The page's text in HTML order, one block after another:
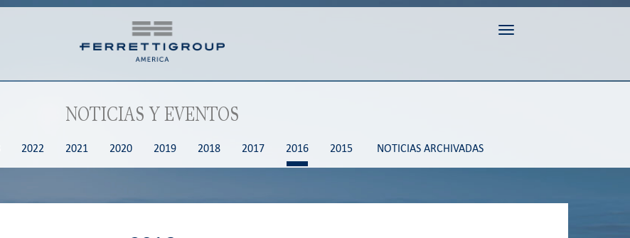
Toggle navigation
NOTICIAS Y EVENTOS
2022 2021 2020 2019 2018 2017 2016 2015 NOTICIAS ARCHIVADAS